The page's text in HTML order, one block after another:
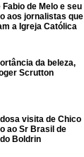
Fabio de Melo e seu
aos jornalistas que
a Igreja Católica
da beleza,
Scrutton
visita de Chico
ao Sr Brasil de
Boldrin